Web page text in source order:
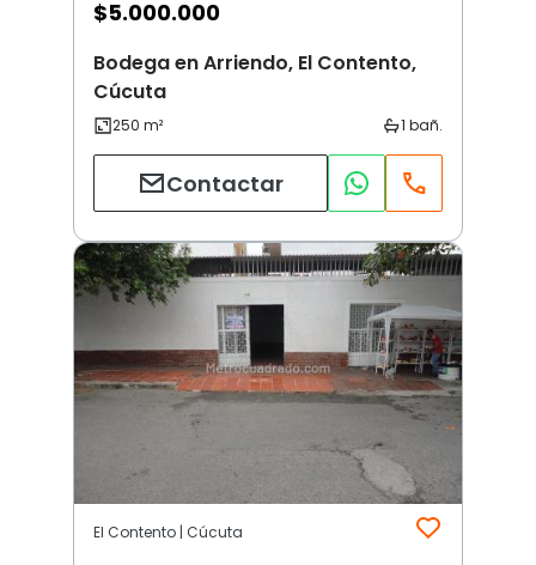
$5.000.000
Bodega en Arriendo, El Contento,
Cúcuta
Contactar
El Contento | Cúcuta